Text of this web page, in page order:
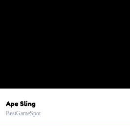
Ape Sling
BestGameSpot